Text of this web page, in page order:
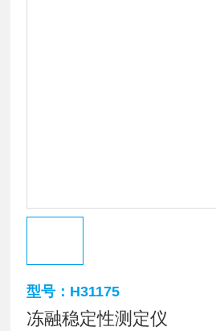
型号：H31175
冻融稳定性测定仪